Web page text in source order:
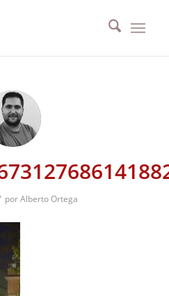
porAlberto Ortega